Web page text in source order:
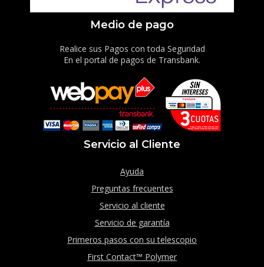
Medio de pago
Realice sus Pagos con toda Seguridad
En el portal de pagos de Transbank.
Servicio al Cliente
Ayuda
Preguntas frecuentes
Servicio al cliente
Servicio de garantía
Primeros pasos con su telescopio
First Contact™ Polymer